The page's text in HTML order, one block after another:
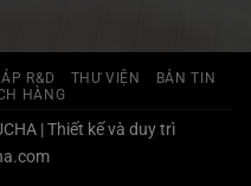
R&D THƯ VIỆN
BẢN TIN
HÀNG
| Thiết kế và duy trì